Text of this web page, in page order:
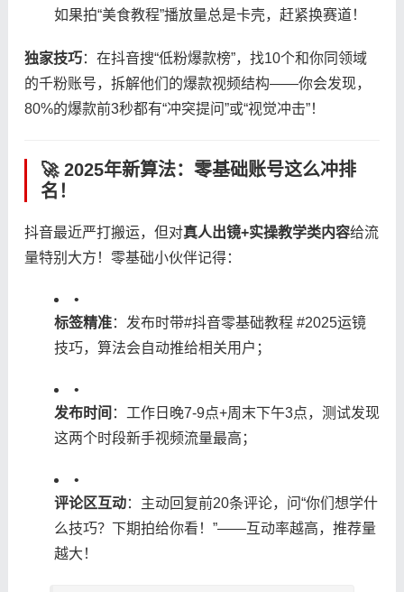
如果拍“美食教程”播放量总是卡壳，赶紧换赛道！
​独家技巧​​：在抖音搜“低粉爆款榜”，找10个和你同领域
的千粉账号，拆解他们的爆款视频结构——你会发现，
80%的爆款前3秒都有“冲突提问”或“视觉冲击”！
🚀 2025年新算法：零基础账号这么冲排
名！
抖音最近严打搬运，但对​​真人出镜+实操教学类内容​​给流
量特别大方！零基础小伙伴记得：
•
​标签精准​​：发布时带#抖音零基础教程 #2025运镜
技巧，算法会自动推给相关用户；
•
​发布时间​ ​：工作日晚7-9点+周末下午3点，测试发现
这两个时段新手视频流量最高；
•
​评论区互动​​：主动回复前20条评论，问“你们想学什
么技巧？下期拍给你看！”——互动率越高，推荐量
越大！